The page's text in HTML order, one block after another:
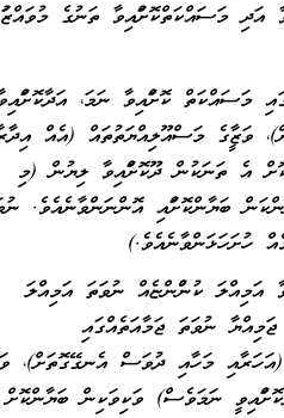
އަދި މަސައްކަތްކޮށްފައިވާ ތަނުގެ
ކޮށްފައިވާ ނަމަ، އަދާކޮށްފައިވާ
ވަޒީފާގެ މަސްއޫލިއްޔަތުތައް (އެއް
އެ ތަނަކުން ދޫކޮށްފައިވާ ލިޔުން (މި
ބަޔާންކޮށްފައި އޮންނަންވާނެއެވެ.
ހުށަހަޅަންވާނެއެވެ.)
އަމިއްލަ ކުންފުންޏެއް ނުވަތަ އަމިއްލަ
ޖަމިއްޔާ ނުވަތަ ޖަމާއަތެއްގައި
މަހާއި ދުވަސް އެނގޭގޮތަށް)،
ނަމަވެސް) ވަކިވަކިން